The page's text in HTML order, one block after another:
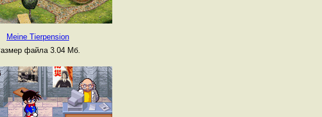
Meine Tierpension
файла 3.04 Мб.